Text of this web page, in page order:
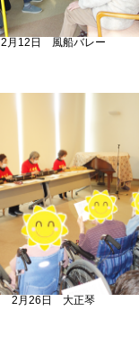
2月12日 風船バレー
2月26日 大正琴